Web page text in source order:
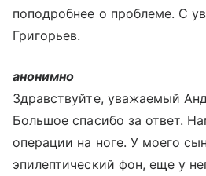
поподробнее о проблеме. С
Григорьев.
анонимно
Здравствуйте, уважаемый
Большое спасибо за ответ.
операции на ноге. У моего
эпилептический фон, еще у